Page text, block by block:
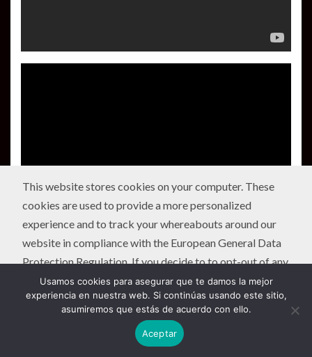
Usamos cookies para asegurar que te damos la mejor
experiencia en nuestra web. Si continúas usando este sitio,
asumiremos que estás de acuerdo con ello.
Aceptar
This website stores cookies on your computer. These
cookies are used to provide a more personalized
experience and to track your whereabouts around our
website in compliance with the European General Data
Protection Regulation. If you decide to to opt-out of any
future tracking, a cookie will be setup in your browser to
remember this choice for one year.